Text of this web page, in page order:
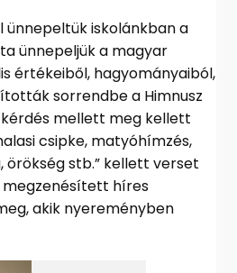
ünnepeltük iskolánkban a
ünnepeljük a magyar
értékeiből, hagyományaiból,
sorrendbe a Himnusz
mellett meg kellett
csipke, matyóhímzés,
örökség stb.” kellett verset
megzenésített híres
akik nyereményben